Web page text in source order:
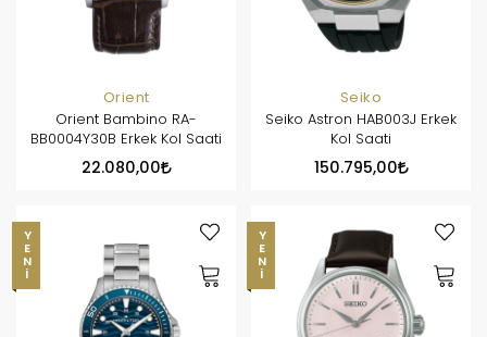
Orient
Orient Bambino RA-
BB0004Y30B Erkek Kol Saati
22.080,00
Seiko
Seiko Astron HAB003J Erkek
Kol Saati
150.795,00
YENI YENI